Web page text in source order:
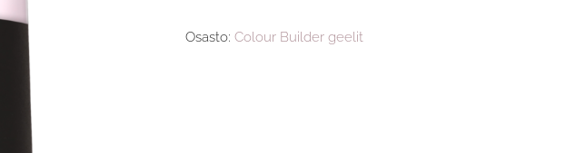
Osasto: Colour Builder geelit